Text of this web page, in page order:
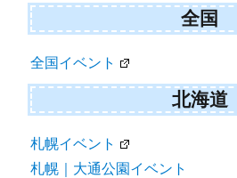
ビ
ゲ
ー
シ
ョ
ン
全国
全国イベント
北海道
札幌イベント
札幌｜大通公園イベント